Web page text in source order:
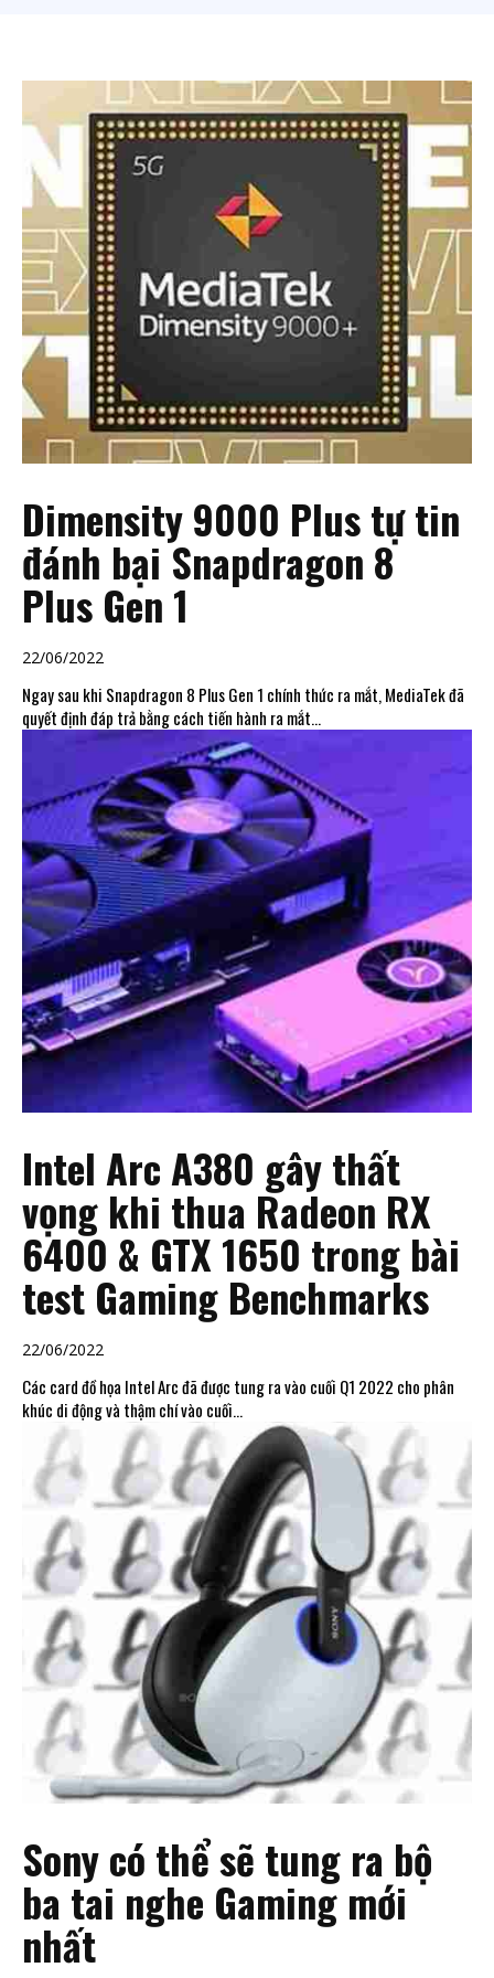
Dimensity 9000 Plus tự tin
đánh bại Snapdragon 8
Plus Gen 1
22/06/2022
Ngay sau khi Snapdragon 8 Plus Gen 1 chính thức ra mắt, MediaTek đã
quyết định đáp trả bằng cách tiến hành ra mắt...
Intel Arc A380 gây thất
vọng khi thua Radeon RX
6400 & GTX 1650 trong bài
test Gaming Benchmarks
22/06/2022
Các card đồ họa Intel Arc đã được tung ra vào cuối Q1 2022 cho phân
khúc di động và thậm chí vào cuối...
Sony có thể sẽ tung ra bộ
ba tai nghe Gaming mới
nhất